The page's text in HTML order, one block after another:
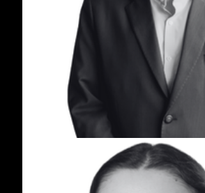
Diego Parra Herrera es experto
Corporativo y Gestión Patrimonial,
años de experiencia
empresariales en Estados
Latinoamérica.